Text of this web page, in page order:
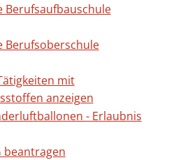
Berufsaufbauschule
Berufsoberschule
mit
anzeigen
- Erlaubnis
beantragen